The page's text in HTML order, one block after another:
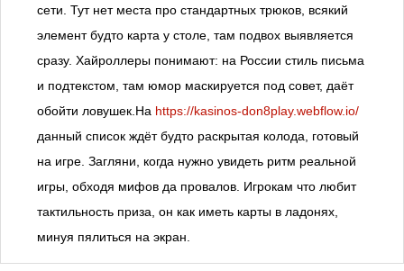
сети. Тут нет места про стандартных трюков, всякий
элемент будто карта у столе, там подвох выявляется
сразу. Хайроллеры понимают: на России стиль письма
и подтекстом, там юмор маскируется под совет, даёт
обойти ловушек.На https://kasinos-don8play.webflow.io/
данный список ждёт будто раскрытая колода, готовый
на игре. Загляни, когда нужно увидеть ритм реальной
игры, обходя мифов да провалов. Игрокам что любит
тактильность приза, он как иметь карты в ладонях,
минуя пялиться на экран.